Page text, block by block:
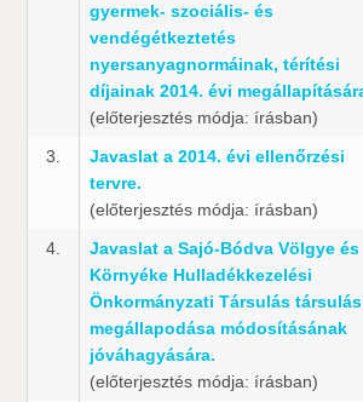
gyermek- szociális- és
vendégétkeztetés
nyersanyagnormáinak, térítési
díjainak 2014. évi
(előterjesztés módja: írásban)
3.
Javaslat a 2014. évi ellenőrzési
tervre.
(előterjesztés módja: írásban)
4.
Javaslat a Sajó-Bódva Völgye és
Környéke Hulladékkezelési
Önkormányzati Társulás
megállapodása módosításának
jóváhagyására.
(előterjesztés módja: írásban)